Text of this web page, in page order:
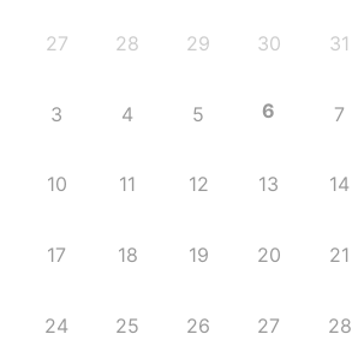
27 28 29 30 31
3 4 5 6 7
10 11 12 13 14
17 18 19 20 21
24 25 26 27 28